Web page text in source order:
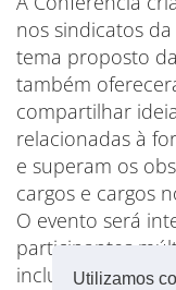
Utilizamos
nos sindicatos
tema proposto
também
compartilhar
relacionadas à
e superam os
cargos e cargos
O evento será
participantes
incluindo